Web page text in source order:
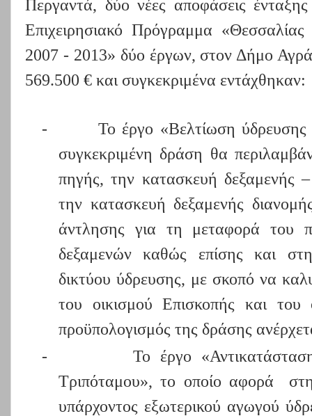
Περγαντά, δύο νέες αποφάσεις
Επιχειρησιακό Πρόγραμμα
2007 - 2013» δύο έργων, στον Δήμο
569.500 € και συγκεκριμένα εντάχθηκαν:
-
Το έργο «Βελτίωση
συγκεκριμένη δράση θα
πηγής, την κατασκευή δεξαμενής
την κατασκευή δεξαμενής
άντλησης για τη μεταφορά του
δεξαμενών καθώς επίσης και
δικτύου ύδρευσης, με σκοπό να
του οικισμού Επισκοπής και
προϋπολογισμός της δράσης
-
Το έργο
Τριπόταμου», το οποίο αφορά
υπάρχοντος εξωτερικού αγωγού